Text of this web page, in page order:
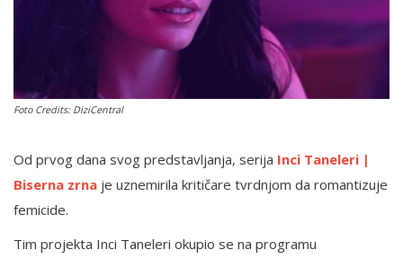
Foto Credits: DiziCentral
Od prvog dana svog predstavljanja, serija Inci Taneleri |
Biserna zrna je uznemirila kritičare tvrdnjom da romantizuje
femicide.
Tim projekta Inci Taneleri okupio se na programu